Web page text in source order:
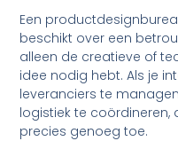
Een
beschikt over een
alleen de creatieve of
idee nodig hebt. Als je
leveranciers te
logistiek te
precies genoeg toe.